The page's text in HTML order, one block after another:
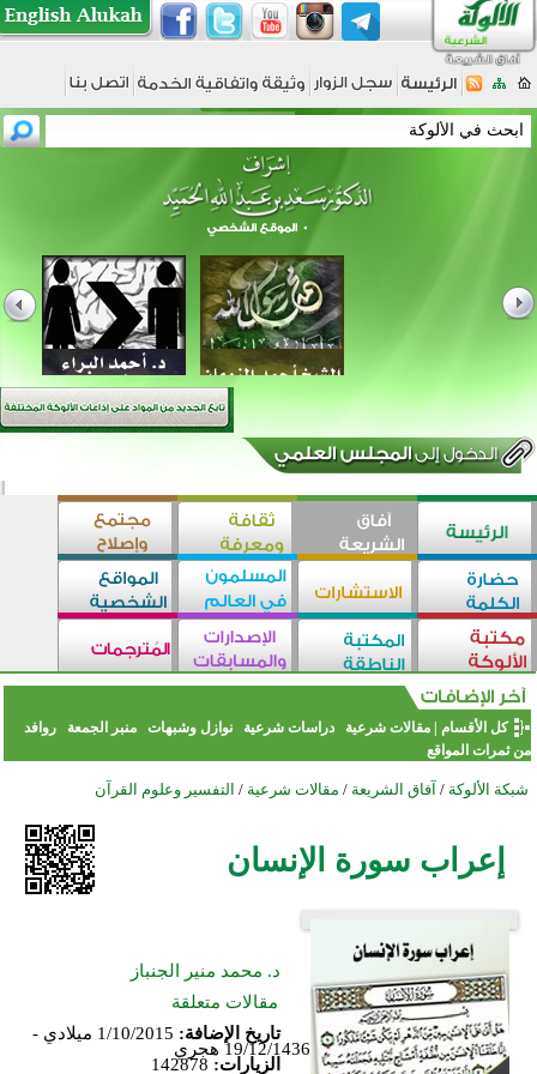
كل الأقسام |مقالات شرعية دراسات شرعية نوازل وشبهات منبر الجمعة
روافد
من ثمرات المواقع
شبكة الألوكة / آفاق الشريعة / مقالات شرعية / التفسير وعلوم القرآن
إعراب سورة الإنسان
د. محمد منير الجنباز
مقالات متعلقة
تاريخ الإضافة:
1/10/2015 ميلادي -
19/12/1436 هجري
الزيارات: 142878